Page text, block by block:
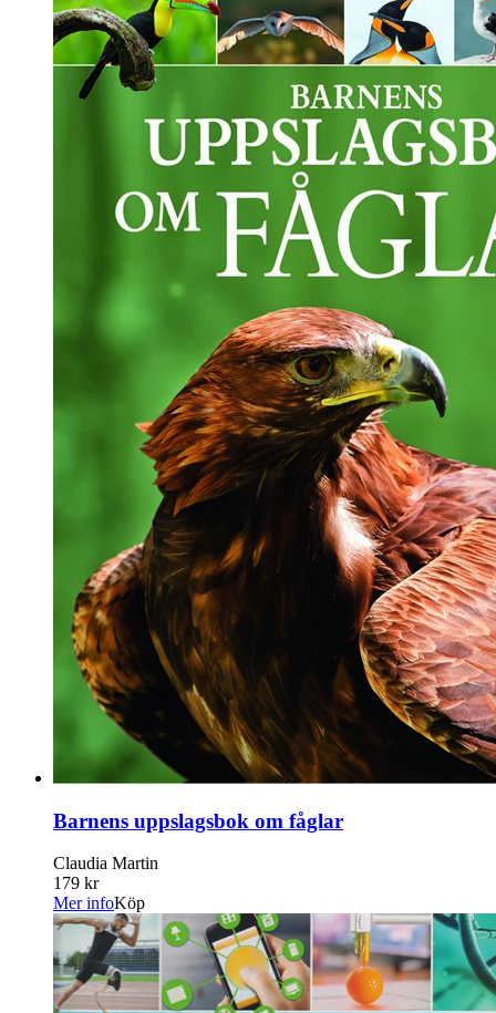
Barnens uppslagsbok om fåglar
Claudia Martin
179 kr
Mer infoKöp